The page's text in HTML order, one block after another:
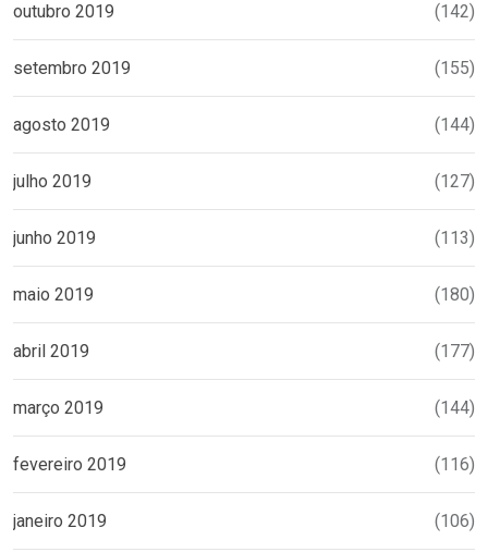
outubro 2019 (142)
setembro 2019 (155)
agosto 2019 (144)
julho 2019 (127)
junho 2019 (113)
maio 2019 (180)
abril 2019 (177)
março 2019 (144)
fevereiro 2019 (116)
janeiro 2019 (106)